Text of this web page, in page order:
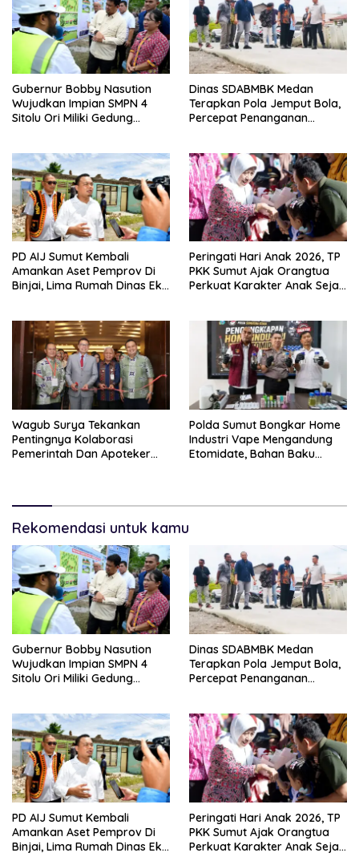
Gubernur Bobby Nasution
Wujudkan Impian SMPN 4
Sitolu Ori Miliki Gedung
Dinas SDABMBK Medan
Terapkan Pola Jemput Bola,
Percepat Penanganan
PD AIJ Sumut Kembali
Amankan Aset Pemprov Di
Binjai, Lima Rumah Dinas Eks
Peringati Hari Anak 2026, TP
PKK Sumut Ajak Orangtua
Perkuat Karakter Anak Sejak
Wagub Surya Tekankan
Pentingnya Kolaborasi
Pemerintah Dan Apoteker
Polda Sumut Bongkar Home
Industri Vape Mengandung
Etomidate, Bahan Baku
Rekomendasi untuk kamu
Gubernur Bobby Nasution
Wujudkan Impian SMPN 4
Sitolu Ori Miliki Gedung
Dinas SDABMBK Medan
Terapkan Pola Jemput Bola,
Percepat Penanganan
PD AIJ Sumut Kembali
Amankan Aset Pemprov Di
Binjai, Lima Rumah Dinas Eks
Peringati Hari Anak 2026, TP
PKK Sumut Ajak Orangtua
Perkuat Karakter Anak Sejak